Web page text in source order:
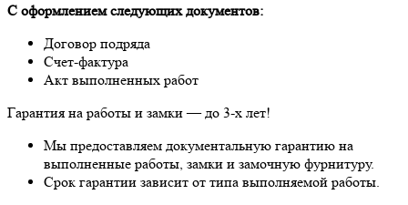
C оформлением следующих документов:
Договор подряда
Счет-фактура
Акт выполненных работ
Гарантия на работы и замки — до 3-х лет!
Мы предоставляем документальную гарантию на
выполненные работы, замки и замочную фурнитуру.
Срок гарантии зависит от типа выполняемой работы.